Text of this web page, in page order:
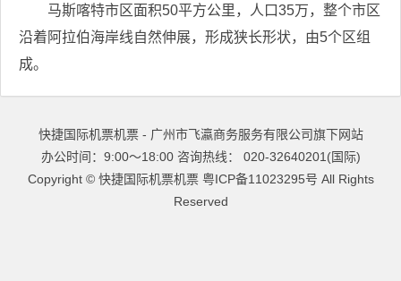
马斯喀特市区面积50平方公里，人口35万，整个市区
沿着阿拉伯海岸线自然伸展，形成狭长形状，由5个区组
成。
快捷国际机票机票 - 广州市飞瀛商务服务有限公司旗下网站
办公时间：9:00～18:00 咨询热线： 020-32640201(国际)
Copyright © 快捷国际机票机票 粤ICP备11023295号 All Rights
Reserved